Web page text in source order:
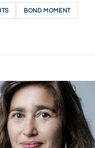
BOND MOMENT